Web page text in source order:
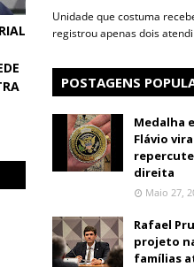
Unidade que costuma
registrou apenas dois
POSTAGENS
Medalha
Flávio
direita
Maio 27,
Rafael
projeto
famílias